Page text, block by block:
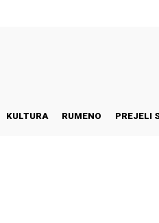
KULTURA RUMENO PREJELI